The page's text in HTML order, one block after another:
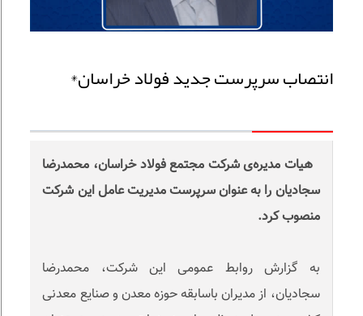
انتصاب سرپرست جدید فولاد خراسان*
هیات مدیره‌ی شرکت مجتمع فولاد خراسان، محمدرضا
سجادیان را به عنوان سرپرست مدیریت عامل این شرکت
منصوب کرد.
به گزارش روابط عمومی این شرکت، محمدرضا
سجادیان، از مدیران باسابقه حوزه معدن و صنایع معدنی